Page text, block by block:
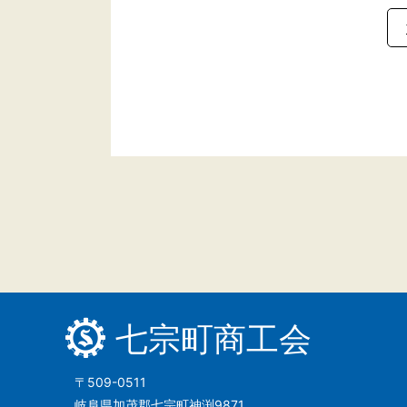
七宗町商工会
〒509-0511